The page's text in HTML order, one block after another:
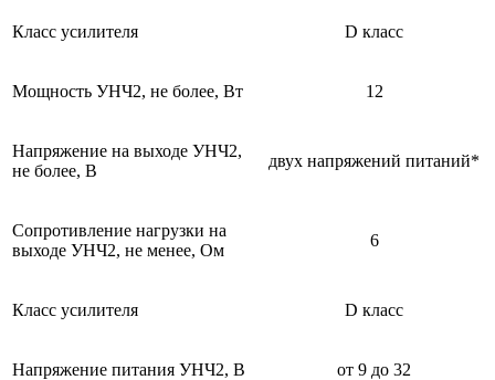
Класс усилителя D класс
Мощность УНЧ2, не более, Вт 12
Напряжение на выходе УНЧ2,
не более, В
двух напряжений питаний*
Сопротивление нагрузки на
выходе УНЧ2, не менее, Ом
6
Класс усилителя D класс
Напряжение питания УНЧ2, В от 9 до 32